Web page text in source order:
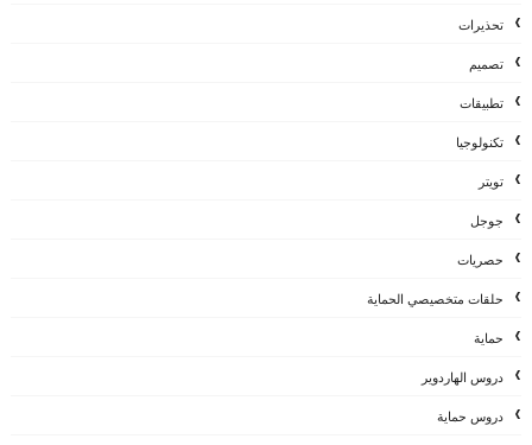
تحذيرات
تصميم
تطبيقات
تكنولوجيا
تويتر
جوجل
حصريات
حلقات متخصيصي الحماية
حماية
دروس الهاردوير
دروس حماية